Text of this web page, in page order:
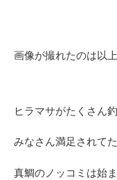
画像が撮れたのは以上
ヒラマサがたくさん
みなさん満足されて
真鯛のノッコミは始